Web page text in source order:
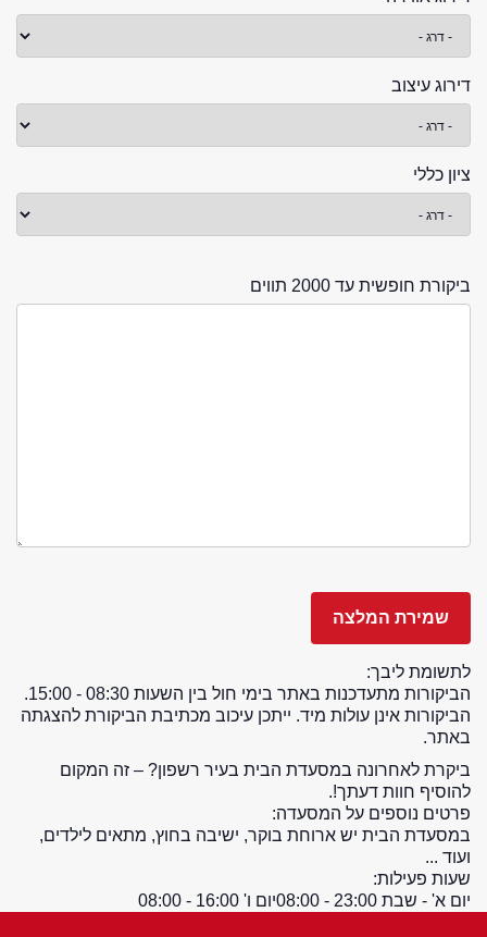
דירוג עיצוב
ציון כללי
ביקורת חופשית עד 2000 תווים
לתשומת ליבך:
הביקורות מתעדכנות באתר בימי חול בין השעות 08:30 - 15:00.
הביקורות אינן עולות מיד. ייתכן עיכוב מכתיבת הביקורת להצגתה
באתר.
ביקרת לאחרונה במסעדת הבית בעיר רשפון? – זה המקום
להוסיף חוות דעתך!.
פרטים נוספים על המסעדה:
במסעדת הבית יש ארוחת בוקר, ישיבה בחוץ, מתאים לילדים,
ועוד ...
שעות פעילות:
יום א' - שבת 23:00 - 08:00
יום ו' 16:00 - 08:00